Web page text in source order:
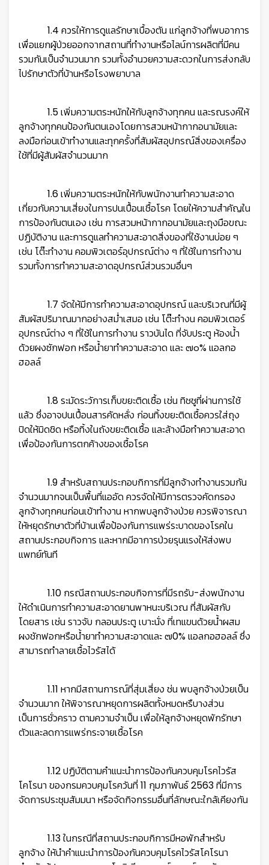
1.4 ควรให้การดูแลรักษาเบื้องตัน แก่ลูกจ้างที่พบอาการ
เพื่อแยกผู้ป่วยออกจากสถานที่ทำงานหรือไลน์การผลิตที่มีคน
รวมกันเป็นจำนวนมาก รวมทั้งอำนวยความสะดวกในการส่งกลับ
ไปรักษาตัวที่บ้านหรือโรงพยาบาล
1.5 เพิ่มความตระหนักให้กับลูกจ้างทุกคน และรณรงค์ให้
ลูกจ้างทุกคนป้องกันตนเองโดยการสวมหน้ากากอนามัยและ
ลงมือก่อนเข้าทำงานและทุกครั้งที่สัมผัสอุปกรณ์สิ่งของเครื่อง
ใช้ที่มีผู้สัมผัสจำนวนมาก
1.6 เพิ่มความตระหนักให้กับพนักงานทำความสะอาด
เกี่ยวกับความเสี่ยงในการปนเปื้อนเชื้อโรค โดยให้ความสำคัญใน
การป้องกันตนเอง เช่น การสวมหน้ากากอนามัยและถุงมือขณะ
ปฏิบัติงาน และการดูแลทำความสะอาดสิ่งของที่ใช้งานบ่อย ๆ
เช่น โต๊ะทำงาน คอมพิวเตอร์อุปกรณ์ต่าง ๆ ที่ใช้ในการทำงาน
รวมทั้งการทำความสะอาดอุปกรณ์ส่วนรวมอื่นๆ
1.7 จัดให้มีการทำความสะอาดอุปกรณ์ และบริเวณที่มีผู้
สัมผัสปริมาณมากอย่างสม่ำเสมอ เช่น โต๊ะทำงน คอมพิวเตอร์
อุปกรณ์ต่าง ๆ ที่ใช้ในการทำงาน ราวบันได ที่จับประตู ห้องน้ำ
ด้วยผงซักฟอก หรือน้ำยาทำความสะอาด และ ๗๐% แอลกอ
ฮอลล์
1.8 ระมัดระวัการเก็บขยะติดเชื้อ เช่น ทิชชูที่ผ่านการใช้
แล้ว ซึ่งอาจปนเปื้อนสารคัดหลั่ง ก่อนทิ้งขยะติดเชื้อควรใส่ถุง
ปิดให้มิดชิด หรือทิ้งในถังขยะติดเชื้อ และล้างมือทำความสะอาด
เพื่อป้องกันการตกค้างของเชื้อโรค
1.9 สำหรับสถานประกอบกิการที่มีลูกจ้างทำงานรวมกัน
จำนวนมากจนเป็นพื้นที่แออัด ควรจัดให้มีการตรวจคัดกรอง
ลูกจ้างทุกคนก่อนเข้าทำงาน หากพบลูกจ้างป่วย ควรพิจารณา
ให้หยุดรักษาตัวที่บ้านเพื่อป้องกันการแพร่ระบาดของโรคใน
สถานประกอบกิจการ และหากมีอาการป่วยรุนแรงให้ส่งพบ
แพทย์ทันที
1.10 กรณีสถานประกอบกิจการที่มีรถรับ-ส่งพนักงาน
ให้ดำเนินการทำความสะอาดยานพาหนะบริเวณ ที่สัมผัสกับ
โดยสาร เช่น ราวจับ กลอนประตู เบาะนั่ง ที่เทแขนด้วยน้ำผสม
ผงชักฟอกหรือน้ำยาทำความสะอาดและ ๗0% แอลกอฮอลล์ ซึ่ง
สามารถทำลายเชื้อไวรัสได้
1.11 หากมีสถานการณ์ที่สุ่มเสี่ยง ช่น พบลูกจ้างป่วยเป็น
จำนวนมาก ให้พิจารณาหยุดการผลิตทั้งหมดหรืบางส่วน
เป็นการชั่วคราว ตามความจำเป็น เพื่อให้ลูกจ้างหยุดพักรักษา
ตัวและลดการแพร่กระจายเชื้อโรค
1.12 ปฏิบัติตามคำแนะนำการป้องกันควบคุมโรคไวรัส
โคโรนา ของกรมควบคุมโรควันที่ 11 กุมภาพันธ์ 2563 ที่มีการ
จัดการประชุมสัมมนา หรือจัดกิจกรรมอื่นที่ลักษณะใกล้เคียงกัน
1.13 ในกรณีที่สถานประกอบกิการมีหอพักสำหรับ
ลูกจ้าง ให้นำคำแนะนำการป้องกันควบคุมโรคไวรัสโคโรนา